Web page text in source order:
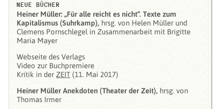
NEUE BÜCHER
Heiner Müller: „Für alle reicht es nicht“. Texte zum
Kapitalismus (Suhrkamp), hrsg. von Helen Müller und
Clemens Pornschlegel in Zusammenarbeit mit Brigitte
Maria Mayer
Webseite des Verlags
Video zur Buchpremiere
Kritik in der ZEIT (11. Mai 2017)
Heiner Müller Anekdoten (Theater der Zeit), hrsg. von
Thomas Irmer